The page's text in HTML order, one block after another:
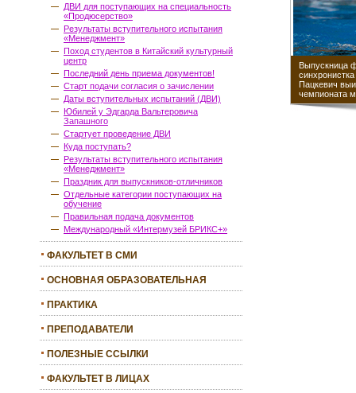
ДВИ для поступающих на специальность
«Продюсерство»
Результаты вступительного испытания
«Менеджмент»
Поход студентов в Китайский культурный
центр
Последний день приема документов!
Старт подачи согласия о зачислении
Даты вступительных испытаний (ДВИ)
Юбилей у Эдгарда Вальтеровича
Запашного
Стартует проведение ДВИ
Куда поступать?
Результаты вступительного испытания
«Менеджмент»
Праздник для выпускников-отличников
Отдельные категории поступающих на
обучение
Правильная подача документов
Международный «Интермузей БРИКС+»
ФАКУЛЬТЕТ В СМИ
ОСНОВНАЯ ОБРАЗОВАТЕЛЬНАЯ
ПРАКТИКА
ПРЕПОДАВАТЕЛИ
ПОЛЕЗНЫЕ ССЫЛКИ
ФАКУЛЬТЕТ В ЛИЦАХ
Выпускница
Пацкевич
чемпионата